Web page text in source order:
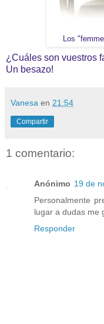
Los
¿Cuáles son vuestros
Un besazo!
Vanesa en 21:54
Compartir
1 comentario:
Anónimo 19 de
Personalmente
lugar a dudas me
Responder